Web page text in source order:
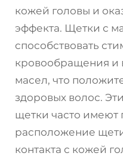
кожей головы и
эффекта. Щетки с
способствовать
кровообращения и
масел, что
здоровых волос.
щетки часто имеют
расположение
контакта с кожей